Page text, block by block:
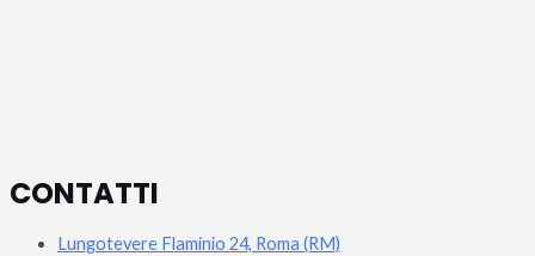
CONTATTI
Lungotevere Flaminio 24, Roma (RM)